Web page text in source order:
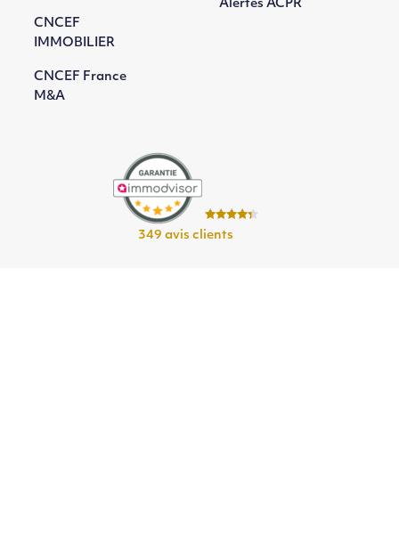
349 avis clients
CNCEF
IMMOBILIER
CNCEF France
M&A
Alertes ACPR